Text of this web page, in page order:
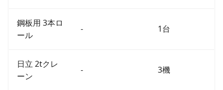
鋼板用 3本ロ
ール
- 1台
日立 2tクレ
ーン
- 3機